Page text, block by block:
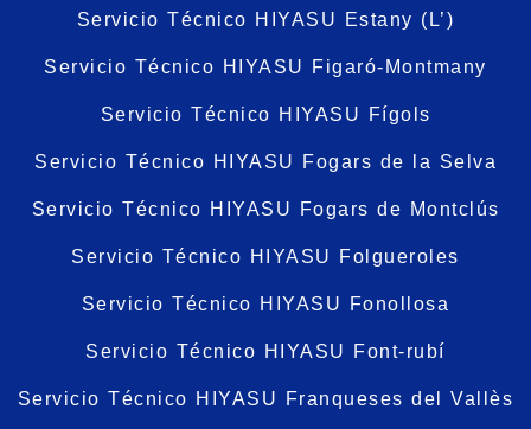
Servicio Técnico HIYASU Estany (L’)
Servicio Técnico HIYASU Figaró-Montmany
Servicio Técnico HIYASU Fígols
Servicio Técnico HIYASU Fogars de la Selva
Servicio Técnico HIYASU Fogars de Montclús
Servicio Técnico HIYASU Folgueroles
Servicio Técnico HIYASU Fonollosa
Servicio Técnico HIYASU Font-rubí
Servicio Técnico HIYASU Franqueses del Vallès